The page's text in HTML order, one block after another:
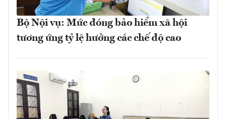
Bộ Nội vụ: Mức đóng bảo hiểm xã hội
tương ứng tỷ lệ hưởng các chế độ cao